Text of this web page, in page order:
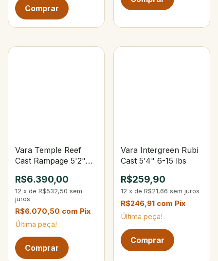
Vara Temple Reef
Cast Rampage 5'2"
R$6.390,00
12 x de R$532,50 sem
juros
R$6.070,50 com Pix
Última peça!
Vara Intergreen Rubi
Cast 5'4" 6-15 lbs
R$259,90
12 x de R$21,66 sem juros
R$246,91 com Pix
Última peça!